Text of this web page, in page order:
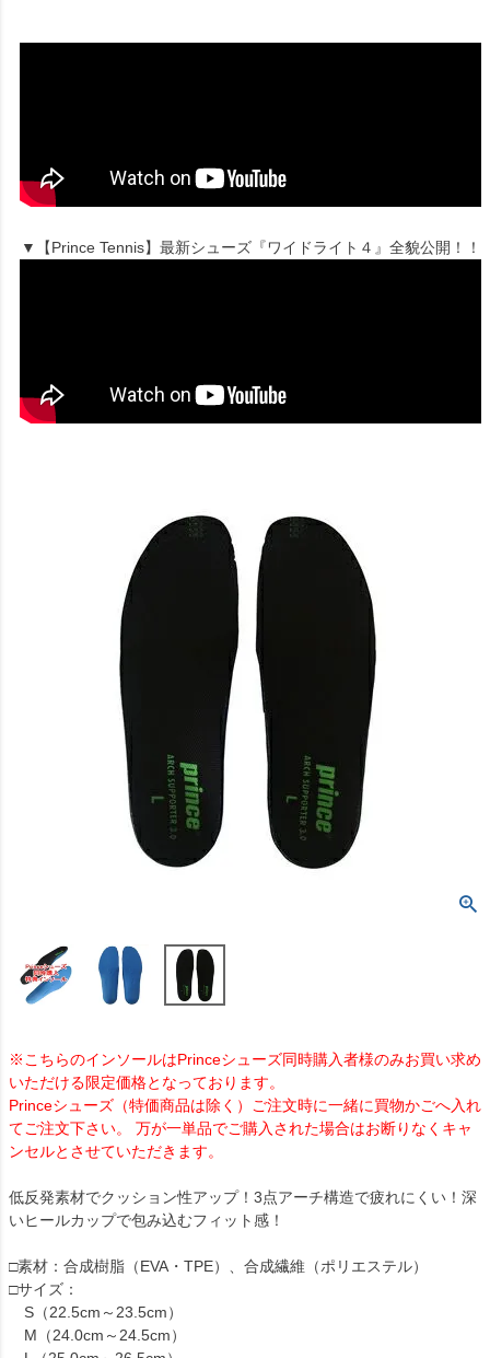
▼【Prince Tennis】最新シューズ『ワイドライト４』全貌公開！！
※こちらのインソールはPrinceシューズ同時購入者様のみお買い求め
いただける限定価格となっております。
Princeシューズ（特価商品は除く）ご注文時に一緒に買物かごへ入れ
てご注文下さい。 万が一単品でご購入された場合はお断りなくキャ
ンセルとさせていただきます。
低反発素材でクッション性アップ！3点アーチ構造で疲れにくい！深
いヒールカップで包み込むフィット感！
□素材：合成樹脂（EVA・TPE）、合成繊維（ポリエステル）
□サイズ：
S（22.5cm～23.5cm）
M（24.0cm～24.5cm）